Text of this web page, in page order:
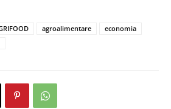
agroalimentare
economia